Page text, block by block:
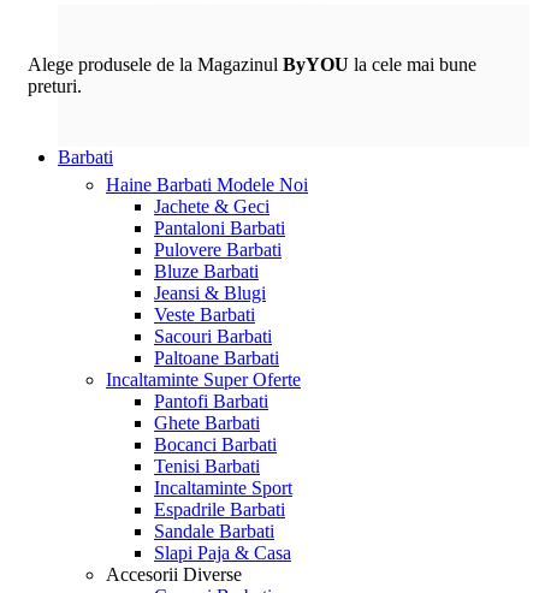
Alege produsele de la Magazinul ByYOU la cele mai bune
preturi.
Barbati
Haine Barbati Modele Noi
Jachete & Geci
Pantaloni Barbati
Pulovere Barbati
Bluze Barbati
Jeansi & Blugi
Veste Barbati
Sacouri Barbati
Paltoane Barbati
Incaltaminte Super Oferte
Pantofi Barbati
Ghete Barbati
Bocanci Barbati
Tenisi Barbati
Incaltaminte Sport
Espadrile Barbati
Sandale Barbati
Slapi Paja & Casa
Accesorii Diverse